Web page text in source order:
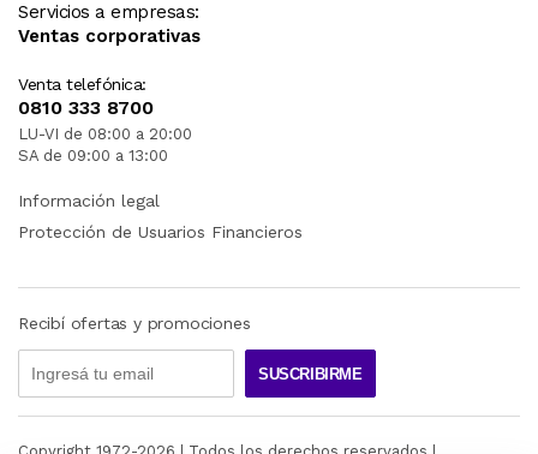
Servicios a empresas:
Ventas corporativas
Venta telefónica:
0810 333 8700
LU-VI de 08:00 a 20:00
SA de 09:00 a 13:00
Información legal
Protección de Usuarios Financieros
Recibí ofertas y promociones
SUSCRIBIRME